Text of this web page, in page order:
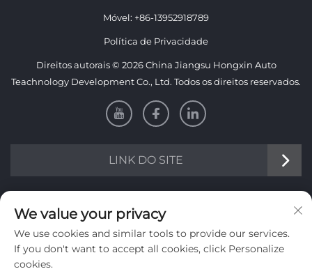
Móvel: +86-13952918789
Política de Privacidade
Direitos autorais © 2026 China Jiangsu Hongxin Auto
Teachnology Development Co., Ltd. Todos os direitos reservados.
LINK DO SITE
INFORMAÇÕES
Inscreva-se para receber nosso boletim informativo semanal
We value your privacy
We use cookies and similar tools to provide our services.
If you don't want to accept all cookies, click Personalize
cookies.